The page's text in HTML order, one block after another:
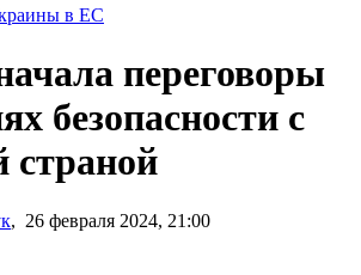
в ЕС
переговоры
безопасности с
страной
, 26 февраля 2024, 21:00